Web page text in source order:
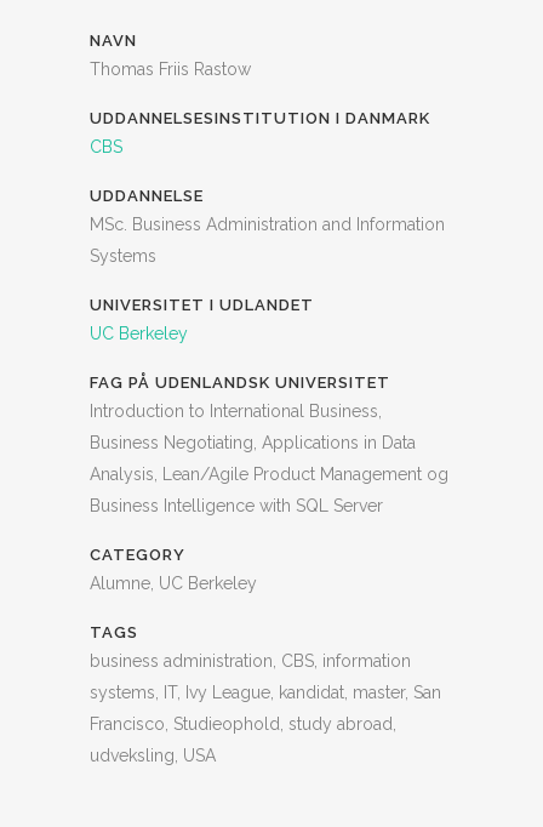
NAVN
Thomas Friis Rastow
UDDANNELSESINSTITUTION I DANMARK
CBS
UDDANNELSE
MSc. Business Administration and Information
Systems
UNIVERSITET I UDLANDET
UC Berkeley
FAG PÅ UDENLANDSK UNIVERSITET
Introduction to International Business,
Business Negotiating, Applications in Data
Analysis, Lean/Agile Product Management og
Business Intelligence with SQL Server
CATEGORY
Alumne, UC Berkeley
TAGS
business administration, CBS, information
systems, IT, Ivy League, kandidat, master, San
Francisco, Studieophold, study abroad,
udveksling, USA